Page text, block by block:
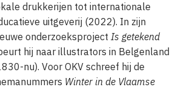
drukkerijen tot internationale
uitgeverij (2022). In zijn
onderzoeksproject Is getekend
hij naar illustrators in Belgenland
nu). Voor OKV schreef hij de
Winter in de Vlaamse